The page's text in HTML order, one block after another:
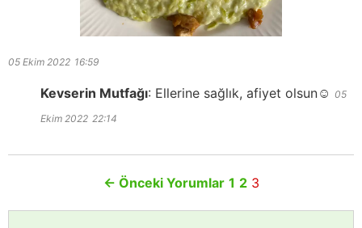
05 Ekim 2022 16:59
Kevserin Mutfağı: Ellerine sağlık, afiyet olsun☺️ 05
Ekim 2022 22:14
← Önceki Yorumlar 1 2 3